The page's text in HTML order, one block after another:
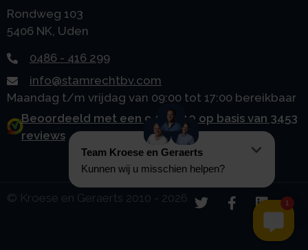
Rondweg 103
5406 NK, Uden
0486 - 416 299
info@stamrechtbv.com
Maandag t/m vrijdag van 09:00 tot 17:00 bereikbaar
Beoordeeld met een 9.0 uit 10 op basis van 3453
reviews
© Kroese en Geraerts 2010 - 2026